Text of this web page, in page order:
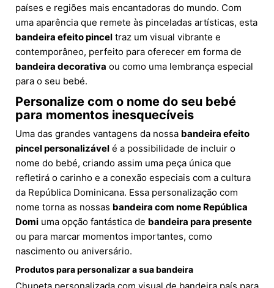
países e regiões mais encantadoras do mundo. Com
uma aparência que remete às pinceladas artísticas, esta
bandeira efeito pincel traz um visual vibrante e
contemporâneo, perfeito para oferecer em forma de
bandeira decorativa ou como uma lembrança especial
para o seu bebé.
Personalize com o nome do seu bebé
para momentos inesquecíveis
Uma das grandes vantagens da nossa bandeira efeito
pincel personalizável é a possibilidade de incluir o
nome do bebé, criando assim uma peça única que
refletirá o carinho e a conexão especiais com a cultura
da República Dominicana. Essa personalização com
nome torna as nossas bandeira com nome República
Domi uma opção fantástica de bandeira para presente
ou para marcar momentos importantes, como
nascimento ou aniversário.
Produtos para personalizar a sua bandeira